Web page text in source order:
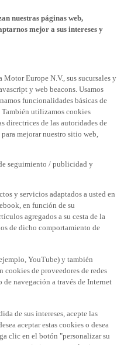
nuestras páginas web,
mejor a sus intereses y
Europe N.V., sus sucursales y
y web beacons. Usamos
funcionalidades básicas de
También utilizamos cookies
directrices de las autoridades de
mejorar nuestro sitio web,
seguimiento / publicidad y
y servicios adaptados a usted en
en función de su
agregados a su cesta de la
de dicho comportamiento de
YouTube) y también
cookies de proveedores de redes
de navegación a través de Internet
de sus intereses, acepte las
aceptar estas cookies o desea
clic en el botón "personalizar su